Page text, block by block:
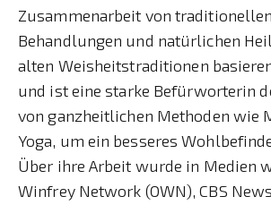
Zusammenarbeit von
Behandlungen und natürlichen
alten Weisheitstraditionen
und ist eine starke Befürworterin
von ganzheitlichen Methoden wie
Yoga, um ein besseres
Über ihre Arbeit wurde in Medien
Winfrey Network (OWN), CBS